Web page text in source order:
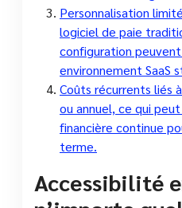
Personnalisation
logiciel de paie
configuration
environnement SaaS
Coûts récurrents liés
ou annuel, ce qui
financière continue
terme.
Accessibilité